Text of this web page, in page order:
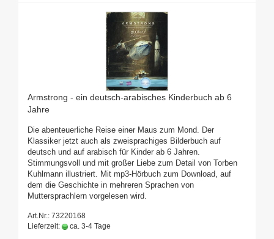
Armstrong - ein deutsch-arabisches Kinderbuch ab 6
Jahre
Die abenteuerliche Reise einer Maus zum Mond. Der
Klassiker jetzt auch als zweisprachiges Bilderbuch auf
deutsch und auf arabisch für Kinder ab 6 Jahren.
Stimmungsvoll und mit großer Liebe zum Detail von Torben
Kuhlmann illustriert. Mit mp3-Hörbuch zum Download, auf
dem die Geschichte in mehreren Sprachen von
Muttersprachlern vorgelesen wird.
Art.Nr.: 73220168
Lieferzeit:
ca. 3-4 Tage